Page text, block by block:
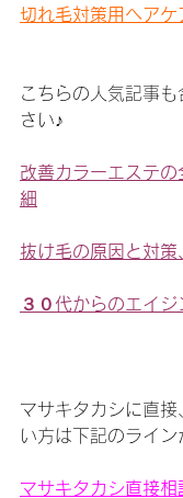
切れ毛対策用ヘア
こちらの人気記事
さい♪
改善カラーエステ
細
抜け毛の原因と対策
３０代からのエイジ
マサキタカシに直接
い方は下記のライン
マサキタカシ直接相